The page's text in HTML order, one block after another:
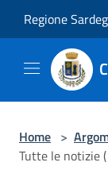
Regione
Home >
Tutte le notizie